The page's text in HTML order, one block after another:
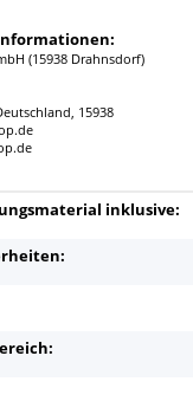
(15938 Drahnsdorf)
15938
inklusive: